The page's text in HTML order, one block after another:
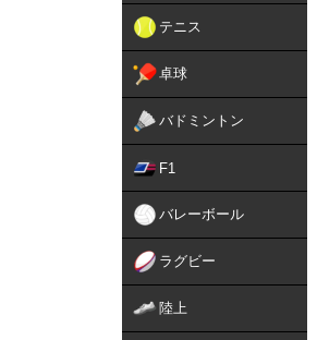
テニス
卓球
バドミントン
F1
バレーボール
ラグビー
陸上